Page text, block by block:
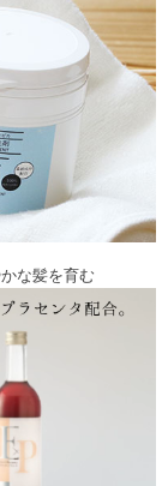
な髪を育む